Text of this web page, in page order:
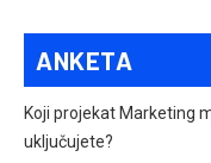
ANKETA
Koji projekat Marketing
uključujete?